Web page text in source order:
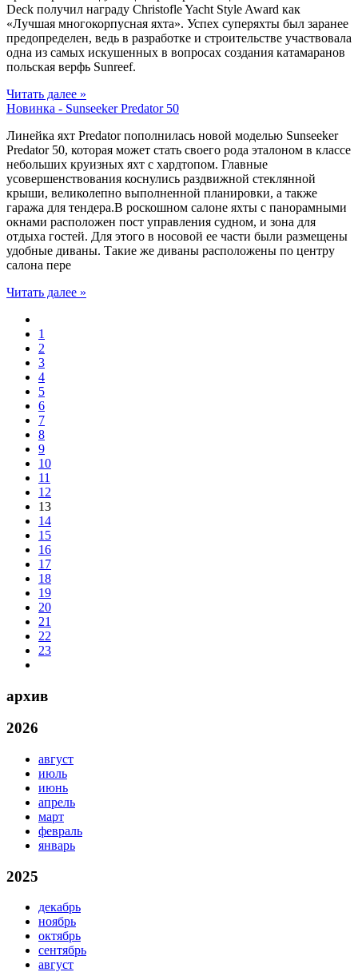
Deck получил награду Christofle Yacht Style Award как
«Лучшая многокорпусная яхта». Успех суперяхты был заранее
предопределен, ведь в разработке и строительстве участвовала
одна из самых искушенных в вопросах создания катамаранов
польская верфь Sunreef.
Читать далее »
Новинка - Sunseeker Predator 50
Линейка яхт Predator пополнилась новой моделью Sunseeker
Predator 50, которая может стать своего рода эталоном в классе
небольших круизных яхт с хардтопом. Главные
усовершенствования коснулись раздвижной стеклянной
крыши, великолепно выполненной планировки, а также
гаража для тендера.В роскошном салоне яхты с панорамными
окнами расположен пост управления судном, и зона для
отдыха гостей. Для этого в носовой ее части были размещены
удобные диваны. Такие же диваны расположены по центру
салона пере
Читать далее »
1
2
3
4
5
6
7
8
9
10
11
12
13
14
15
16
17
18
19
20
21
22
23
архив
2026
август
июль
июнь
апрель
март
февраль
январь
2025
декабрь
ноябрь
октябрь
сентябрь
август